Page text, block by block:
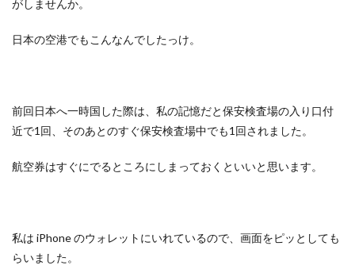
がしませんか。
日本の空港でもこんなんでしたっけ。
前回日本へ一時国した際は、私の記憶だと保安検査場の入り口付
近で1回、そのあとのすぐ保安検査場中でも1回されました。
航空券はすぐにでるところにしまっておくといいと思います。
私は iPhone のウォレットにいれているので、画面をピッとしても
らいました。